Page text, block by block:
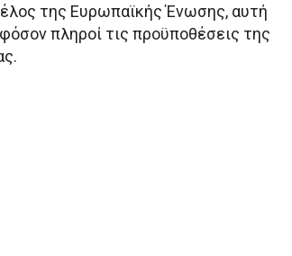
της Ευρωπαϊκής Ένωσης, αυτή
πληροί τις προϋποθέσεις της